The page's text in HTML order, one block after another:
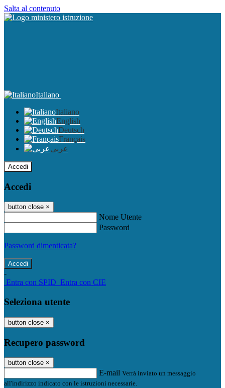
Salta al contenuto
Italiano
Italiano
English
Deutsch
Français
عربى
Accedi
Accedi
button close ×
Nome Utente
Password
Password dimenticata?
-
Entra con SPID Entra con CIE
Seleziona utente
button close ×
Recupero password
button close ×
E-mail Verrà inviato un messaggio
all'indirizzo indicato con le istruzioni necessarie.